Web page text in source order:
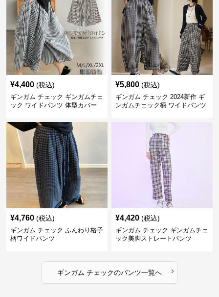
¥4,400 (税込)
ギンガム チェック ギンガムチェ
ック ワイドパンツ 体型カバー
¥5,800 (税込)
ギンガム チェック 2024新作 ギ
ンガムチェック柄 ワイドパンツ
¥4,760 (税込)
ギンガム チェック ふんわり格子
柄ワイドパンツ
¥4,420 (税込)
ギンガム チェック ギンガムチェ
ック美脚ストレートパンツ
ギンガム チェックのパンツ一覧へ ›